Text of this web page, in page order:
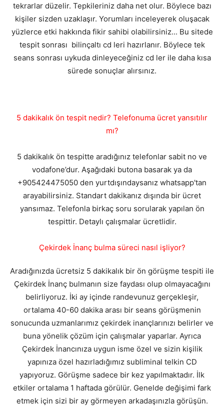
tekrarlar düzelir. Tepkileriniz daha net olur. Böylece bazı
kişiler sizden uzaklaşır. Yorumları inceleyerek oluşacak
yüzlerce etki hakkında fikir sahibi olabilirsiniz... Bu sitede
tespit sonrası bilinçaltı cd leri hazırlanır. Böylece tek
seans sonrası uykuda dinleyeceğiniz cd ler ile daha kısa
sürede sonuçlar alırsınız.
5 dakikalık ön tespit nedir? Telefonuma ücret yansıtılır
mı?
5 dakikalık ön tespitte aradığınız telefonlar sabit no ve
vodafone’dur. Aşağıdaki butona basarak ya da
+905424475050 den yurtdışındaysanız whatsapp'tan
arayabilirsiniz. Standart dakikanız dışında bir ücret
yansımaz. Telefonla birkaç soru sorularak yapılan ön
tespittir. Detaylı çalışmalar ücretlidir.
Çekirdek İnanç bulma süreci nasıl işliyor?
Aradığınızda ücretsiz 5 dakikalık bir ön görüşme tespiti ile
Çekirdek İnanç bulmanın size faydası olup olmayacağını
belirliyoruz. İki ay içinde randevunuz gerçekleşir,
ortalama 40-60 dakika arası bir seans görüşmenin
sonucunda uzmanlarımız çekirdek inançlarınızı belirler ve
buna yönelik çözüm için çalışmalar yaparlar. Ayrıca
Çekirdek İnancınıza uygun isme özel ve sizin kişilik
yapınıza özel hazırladığımız subliminal telkin CD
yapıyoruz. Görüşme sadece bir kez yapılmaktadır. İlk
etkiler ortalama 1 haftada görülür. Genelde değişimi fark
etmek için sizi bir ay görmeyen arkadaşınızla görüşün.